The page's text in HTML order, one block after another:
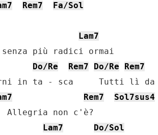
Rem7 Fa/Sol
Lam7
senza più radici ormai
Do/Re
Rem7 Do/Re Rem7
in ta - sca     Tutti lì da
Rem7
Sol7sus4
Lam7 Do/Sol